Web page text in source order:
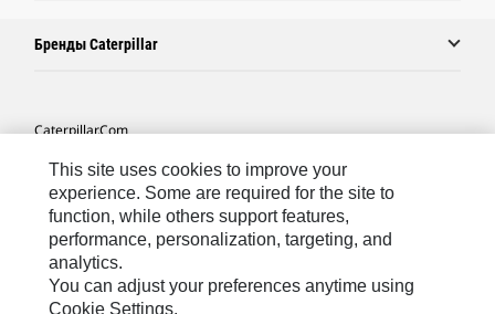
Бренды Caterpillar
Caterpillar.com
Связаться С Caterpillar
Карта Сайта
Cookie Settings
Юридическая Информация
This site uses cookies to improve your
experience. Some are required for the site to
function, while others support features,
performance, personalization, targeting, and
analytics.
You can adjust your preferences anytime using
Cookie Settings.